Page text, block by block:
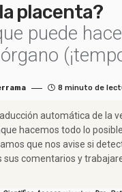
placenta?
puede
8 minuto de
automática de la
hacemos todo lo
que nos avise si
sus comentarios y